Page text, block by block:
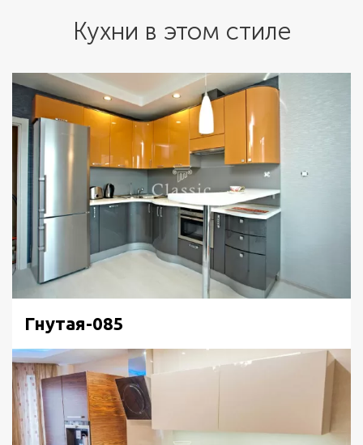
Кухни в этом стиле
Гнутая-085